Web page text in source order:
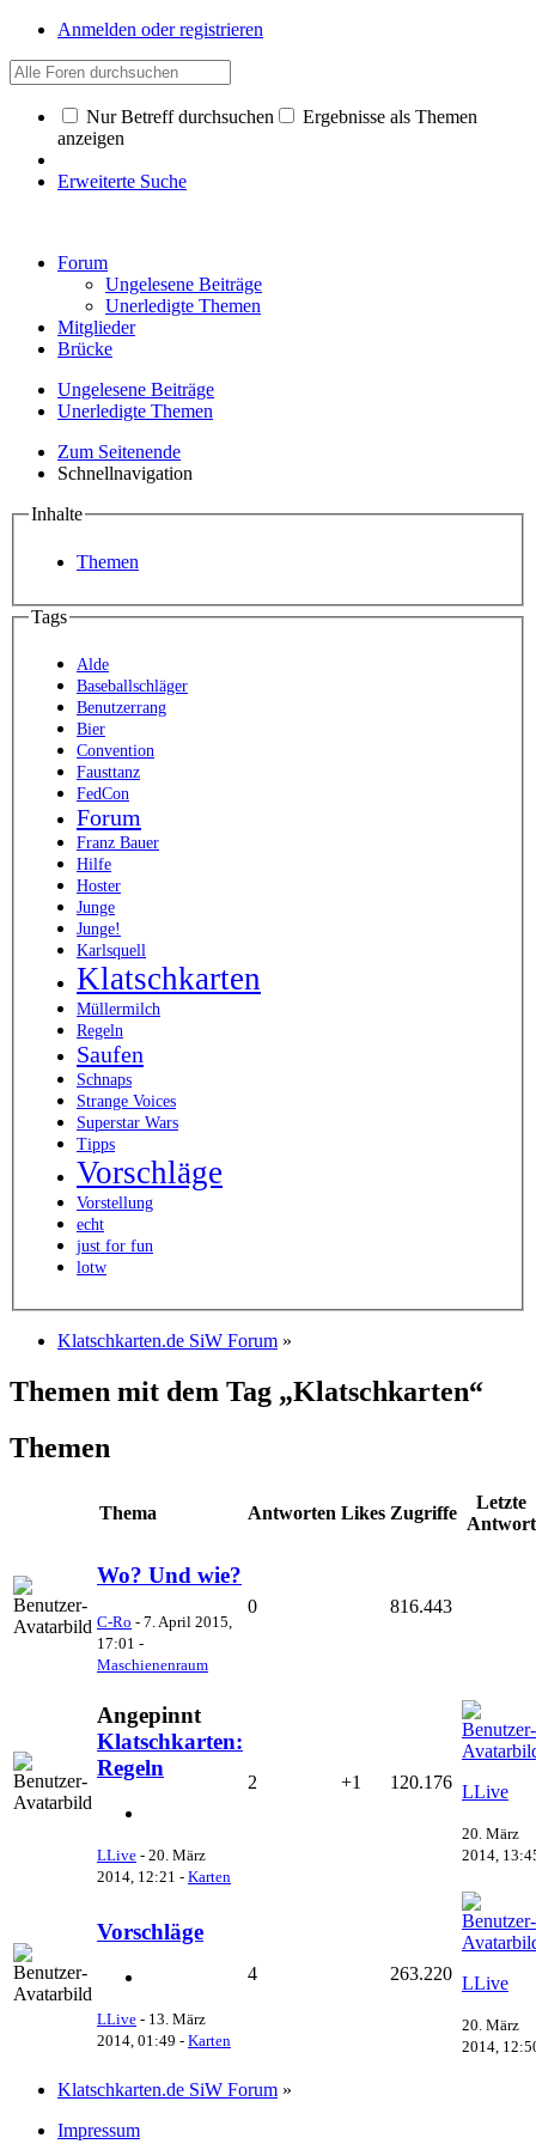
Anmelden oder registrieren
Nur Betreff durchsuchen
Ergebnisse als Themen
anzeigen
Erweiterte Suche
Forum
Ungelesene Beiträge
Unerledigte Themen
Mitglieder
Brücke
Ungelesene Beiträge
Unerledigte Themen
Zum Seitenende
Schnellnavigation
Inhalte
Themen
Tags
Alde
Baseballschläger
Benutzerrang
Bier
Convention
Fausttanz
FedCon
Forum
Franz Bauer
Hilfe
Hoster
Junge
Junge!
Karlsquell
Klatschkarten
Müllermilch
Regeln
Saufen
Schnaps
Strange Voices
Superstar Wars
Tipps
Vorschläge
Vorstellung
echt
just for fun
lotw
Klatschkarten.de SiW Forum »
Themen mit dem Tag „Klatschkarten“
Themen
Thema Antworten Likes Zugriffe
Letzte
Antwort
Wo? Und wie?
C-Ro - 7. April 2015,
17:01 -
Maschienenraum
0 816.443
Angepinnt
Klatschkarten:
Regeln
LLive - 20. März
2014, 12:21 - Karten
2 +1 120.176 LLive
20. März
2014,
Vorschläge
LLive - 13. März
2014, 01:49 - Karten
4 263.220 LLive
20. März
2014,
Klatschkarten.de SiW Forum »
Impressum